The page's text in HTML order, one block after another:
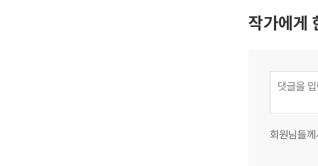
작가에게
회원님들